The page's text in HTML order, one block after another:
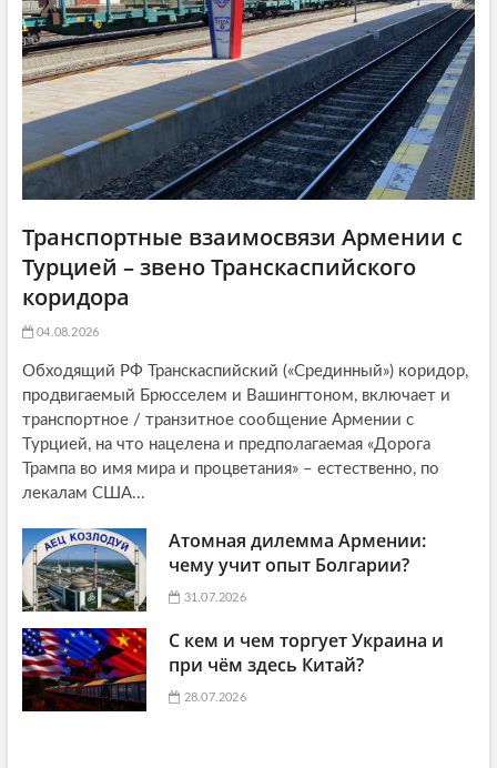
i
o
n
:
Транспортные взаимосвязи Армении с
Турцией – звено Транскаспийского
коридора
04.08.2026
Обходящий РФ Транскаспийский («Срединный») коридор,
продвигаемый Брюсселем и Вашингтоном, включает и
транспортное / транзитное сообщение Армении с
Турцией, на что нацелена и предполагаемая «Дорога
Трампа во имя мира и процветания» – естественно, по
лекалам США...
Атомная дилемма Армении:
чему учит опыт Болгарии?
31.07.2026
С кем и чем торгует Украина и
при чём здесь Китай?
28.07.2026